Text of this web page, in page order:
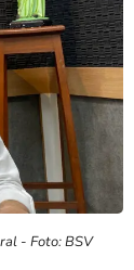
- Foto: BSV